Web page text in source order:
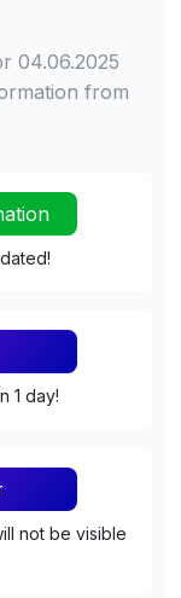
04.06.2025
from
1 day!
not be visible